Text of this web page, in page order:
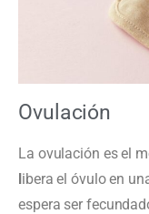
Ovulación
La ovulación es el
libera el óvulo en
espera ser